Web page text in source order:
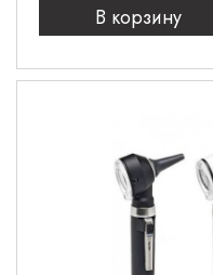
В корзину